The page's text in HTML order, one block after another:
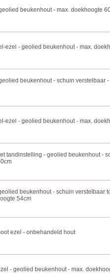
beukenhout - max. doekhoogte
ezel - geolied beukenhout - max.
beukenhout - schuin verstelbaar
ezel - geolied beukenhout - max.
tandinstelling - geolied beukenhout -
beukenhout - schuin verstelbaar
54cm
ezel - onbehandeld hout
- geolied beukenhout - max.